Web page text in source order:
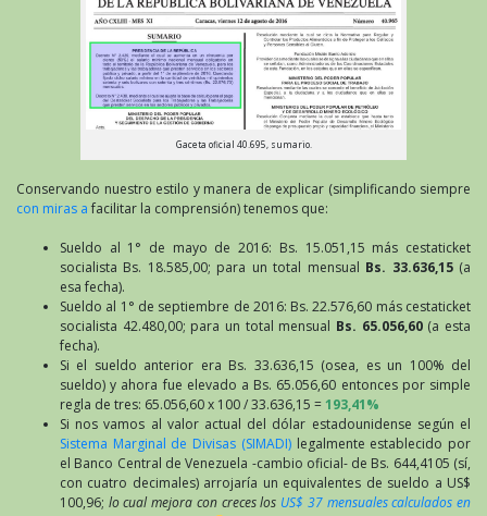
Gaceta oficial 40.695, sumario.
Conservando nuestro estilo y manera de explicar (simplificando siempre
con miras afacilitar la comprensión) tenemos que:
Sueldo al 1° de mayo de 2016: Bs. 15.051,15 más cestaticket
socialista Bs. 18.585,00; para un total mensual Bs. 33.636,15(a
esa fecha).
Sueldo al 1° de septiembre de 2016: Bs. 22.576,60 más cestaticket
socialista 42.480,00; para un total mensual Bs. 65.056,60(a esta
fecha).
Si el sueldo anterior era Bs. 33.636,15 (osea, es un 100% del
sueldo) y ahora fue elevado a Bs. 65.056,60 entonces por simple
regla de tres: 65.056,60 x 100 / 33.636,15 =193,41%
Si nos vamos al valor actual del dólar estadounidense según el
Sistema Marginal de Divisas (SIMADI)legalmente establecido por
el Banco Central de Venezuela -cambio oficial- de Bs. 644,4105 (sí,
con cuatro decimales) arrojaría un equivalentes de sueldo a US$
100,96; lo cual mejora con creces los US$ 37 mensuales calculados en